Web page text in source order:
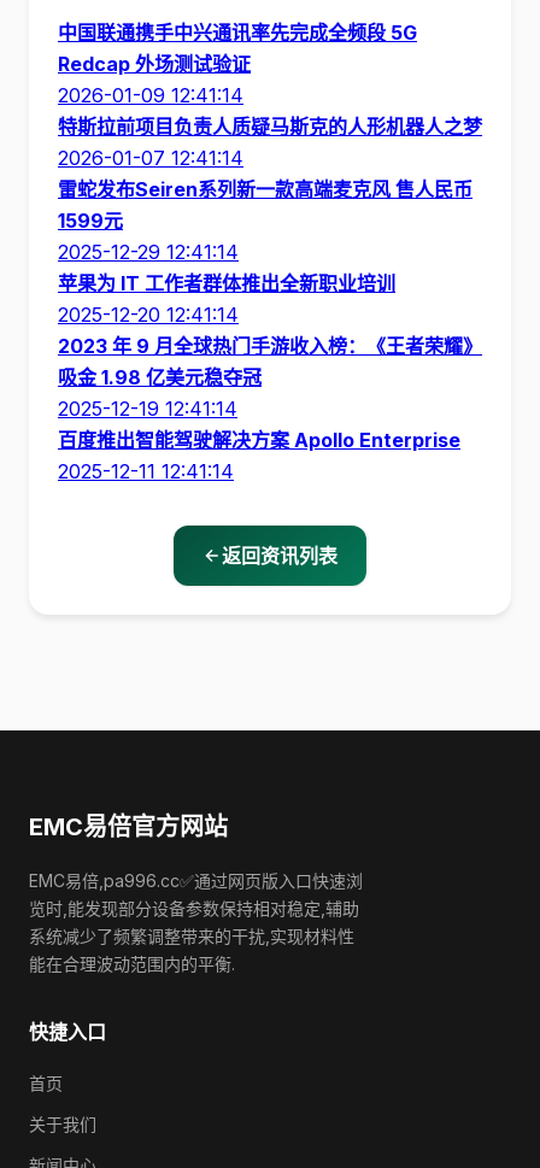
中国联通携手中兴通讯率先完成全频段 5G
Redcap 外场测试验证
2026-01-09 12:41:14
特斯拉前项目负责人质疑马斯克的人形机器人之梦
2026-01-07 12:41:14
雷蛇发布Seiren系列新一款高端麦克风 售人民币
1599元
2025-12-29 12:41:14
苹果为 IT 工作者群体推出全新职业培训
2025-12-20 12:41:14
2023 年 9 月全球热门手游收入榜：《王者荣耀》
吸金 1.98 亿美元稳夺冠
2025-12-19 12:41:14
百度推出智能驾驶解决方案 Apollo Enterprise
2025-12-11 12:41:14
返回资讯列表
EMC易倍官方网站
EMC易倍,pa996.cc✅通过网页版入口快速浏
览时,能发现部分设备参数保持相对稳定,辅助
系统减少了频繁调整带来的干扰,实现材料性
能在合理波动范围内的平衡.
快捷入口
首页
关于我们